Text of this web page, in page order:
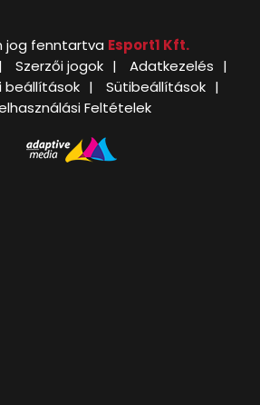
jog fenntartva Esport1 Kft.
Szerzői jogok
Adatkezelés
beállítások
Sütibeállítások
Feltételek